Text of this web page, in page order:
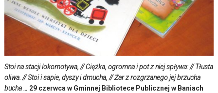
Stoi na stacji lokomotywa, // Ciężka, ogromna i pot z niej spływa: // Tłusta
oliwa. // Stoi i sapie, dyszy i dmucha, // Żar z rozgrzanego jej brzucha
bucha … 29 czerwca w Gminnej Bibliotece Publicznej w Baniach